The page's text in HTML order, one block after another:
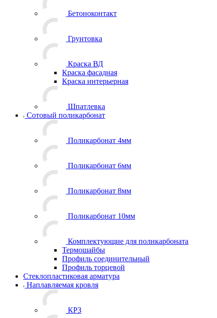
Бетоноконтакт
Грунтовка
Краска ВД
Краска фасадная
Краска интерьерная
Шпатлевка
Сотовый поликарбонат
Поликарбонат 4мм
Поликарбонат 6мм
Поликарбонат 8мм
Поликарбонат 10мм
Комплектующие для поликарбоната
Термошайбы
Профиль соединительный
Профиль торцевой
Стеклопластиковая арматура
Наплавляемая кровля
КРЗ